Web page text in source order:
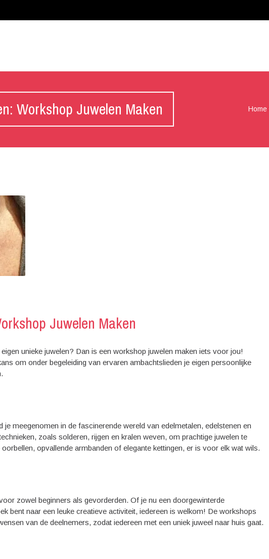
Workshop Juwelen Maken Home
Juwelen Maken
unieke juwelen? Dan is een workshop juwelen maken iets voor jou!
om onder begeleiding van ervaren ambachtslieden je eigen persoonlijke
meegenomen in de fascinerende wereld van edelmetalen, edelstenen en
zoals solderen, rijgen en kralen weven, om prachtige juwelen te
opvallende armbanden of elegante kettingen, er is voor elk wat wils.
zowel beginners als gevorderden. Of je nu een doorgewinterde
bent naar een leuke creatieve activiteit, iedereen is welkom! De workshops
van de deelnemers, zodat iedereen met een uniek juweel naar huis gaat.